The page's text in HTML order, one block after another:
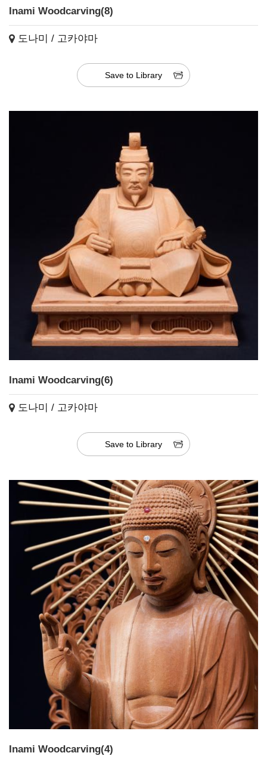
Inami Woodcarving(8)
도나미 / 고카야마
Save to Library
Inami Woodcarving(6)
도나미 / 고카야마
Save to Library
Inami Woodcarving(4)